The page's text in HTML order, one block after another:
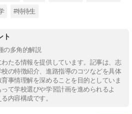
#特待生
ト
の多角的解説
たる情報を提供しています。記事は、志
の特徴紹介、進路指導のコツなどを具体
事情理解を深めることを目的としていま
て学校選びや学習計画を進められるよ
内容構成です。